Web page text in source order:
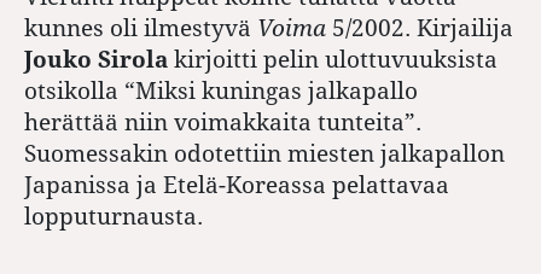
kunnes oli ilmestyvä Voima 5/2002. Kirjailija
Jouko Sirola kirjoitti pelin ulottuvuuksista
otsikolla “Miksi kuningas jalkapallo
herättää niin voimakkaita tunteita”.
Suomessakin odotettiin miesten jalkapallon
Japanissa ja Etelä-Koreassa pelattavaa
lopputurnausta.